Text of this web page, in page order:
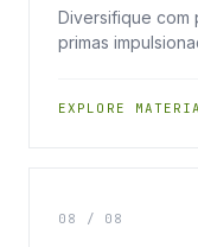
Diversifique com
primas
EXPLORE
08 / 08